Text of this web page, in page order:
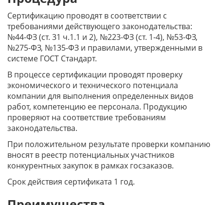
Сертификацию проводят в соответствии с
требованиями действующего законодательства:
№44-ФЗ (ст. 31 ч.1.1 и 2), №223-ФЗ (ст. 1-4), №53-ФЗ,
№275-ФЗ, №135-ФЗ и правилами, утвержденными в
системе ГОСТ Стандарт.
В процессе сертификации проводят проверку
экономического и технического потенциала
компании для выполнения определенных видов
работ, компетенцию ее персонала. Продукцию
проверяют на соответствие требованиям
законодательства.
При положительном результате проверки компанию
вносят в реестр потенциальных участников
конкурентных закупок в рамках госзаказов.
Срок действия сертификата 1 год.